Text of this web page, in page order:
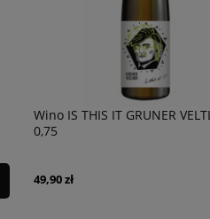
Wino IS THIS IT GRUNER
0,75
49,90 zł